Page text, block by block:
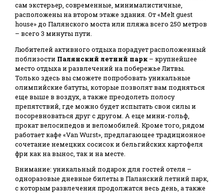
сам экстерьер, современные, минималистичные,
расположены на втором этаже здания. От «Melt guest
house» до Палянского моста или пляжа всего 250 метров
– всего 3 минуты пути.
Любителей активного отдыха порадует расположенный
поблизости Палянский летний парк – крупнейшее
место отдыха и развлечений на побережье Литвы.
Только здесь вы сможете попробовать уникальные
олимпийские батуты, которые позволят вам подняться
еще выше в воздух, а также преодолеть полосу
препятствий, где можно будет испытать свои силы и
посоревноваться друг с другом. А еще мини-гольф,
прокат велосипедов и веломобилей. Кроме того, рядом
работает кафе «Van Wurst», предлагающее традиционное
сочетание немецких сосисок и бельгийских картофеля
фри как на вынос, так и на месте.
Внимание: уникальный подарок для гостей отеля –
одноразовые дневные билеты в Паланский летний парк,
с которым развлечения продолжатся весь день, а также